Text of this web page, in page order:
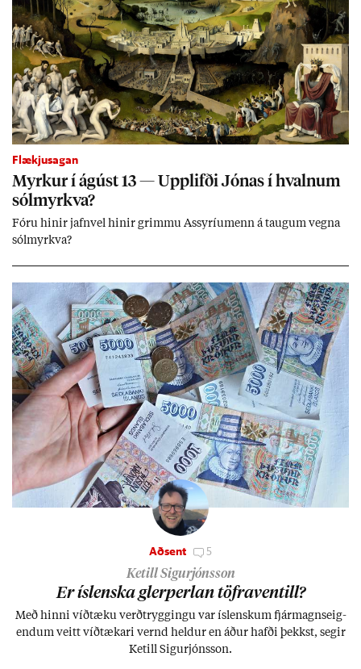
Flækjusagan
Myrk­ur í ág­úst 13 — Upp­lifði Jón­as í hvaln­um
sól­myrkva?
Fóru hinir jafn­vel hinir grimmu Ass­yríu­menn á taug­um vegna
sól­myrkva?
Aðsent 5
Ketill Sigurjónsson
Er ís­lenska glerperl­an töfra­ventill?
Með hinni víð­tæku verð­trygg­ingu var ís­lensk­um fjár­magns­eig­
end­um veitt víð­tæk­ari vernd held­ur en áð­ur hafði þekkst, seg­ir
Ketill Sig­ur­jóns­son.